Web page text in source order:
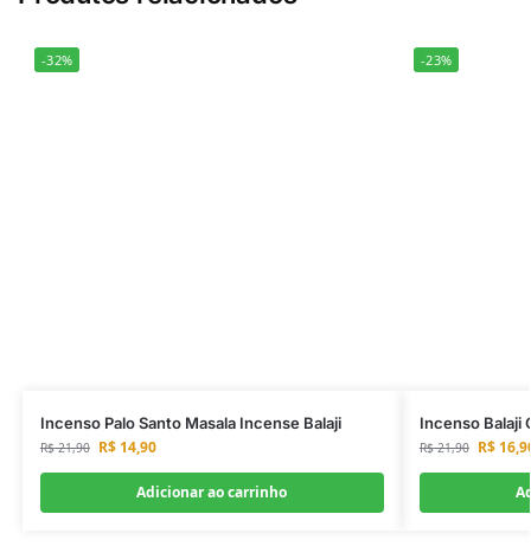
-32%
Incenso Palo Santo Masala Incense Balaji
R$21,90 R$14,90
Adicionar ao carrinho
-23%
Incenso Balaji
R$21,90 R$